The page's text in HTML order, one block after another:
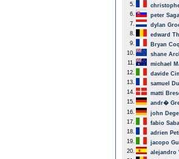
5.
6.
peter
7.
dylan
8.
edward
9.
Bryan
10.
shane
11.
michael
12.
davide
13.
samuel
14.
matti
15.
andr�
16.
john
17.
fabio
18.
adrien
19.
jacopo
20.
alejandro